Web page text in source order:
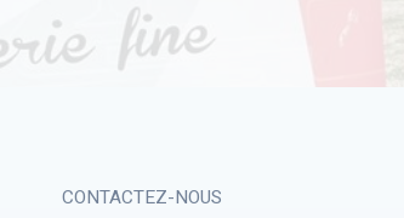
CONTACTEZ-NOUS